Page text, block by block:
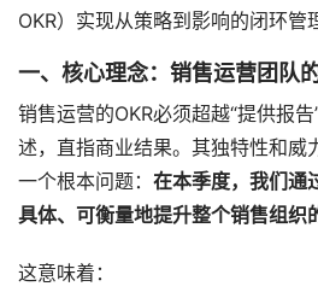
OKR）实现从策略到影响的闭环管
一、核心理念：销售运营团队
销售运营的OKR必须超越“提供报
述，直指商业结果。其独特性和威
一个根本问题： 在本季度，我们通
具体、可衡量地提升整个销售组织
这意味着：